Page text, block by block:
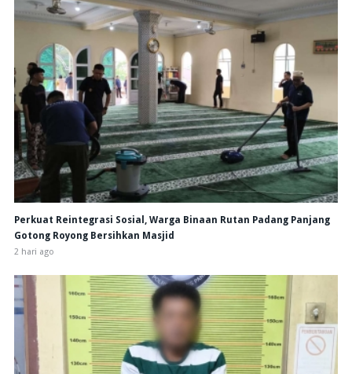
Perkuat Reintegrasi Sosial, Warga Binaan Rutan Padang Panjang
Gotong Royong Bersihkan Masjid
2 hari ago